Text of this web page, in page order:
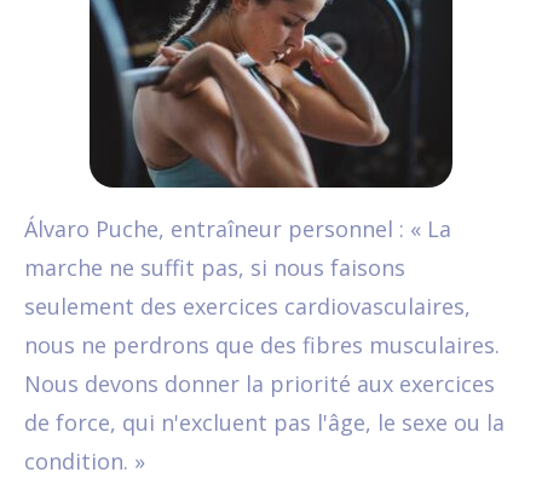
Álvaro Puche, entraîneur personnel : « La
marche ne suffit pas, si nous faisons
seulement des exercices cardiovasculaires,
nous ne perdrons que des fibres musculaires.
Nous devons donner la priorité aux exercices
de force, qui n'excluent pas l'âge, le sexe ou la
condition. »